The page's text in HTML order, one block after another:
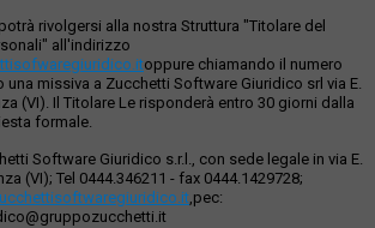
rivolgersi alla nostra Struttura "Titolare del
all'indirizzo
oppure chiamando il numero
una missiva a Zucchetti Software Giuridico srl via E.
(VI). Il Titolare Le risponderà entro 30 giorni dalla
formale.
Software Giuridico s.r.l., con sede legale in via E.
(VI); Tel 0444.346211 - fax 0444.1429728;
,pec: